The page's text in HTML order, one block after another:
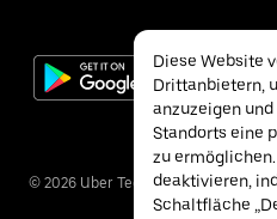
© 2026 Uber Technologies Inc.
Diese Website
Drittanbietern,
anzuzeigen
Standorts eine
zu
deaktivieren,
Schaltfläche